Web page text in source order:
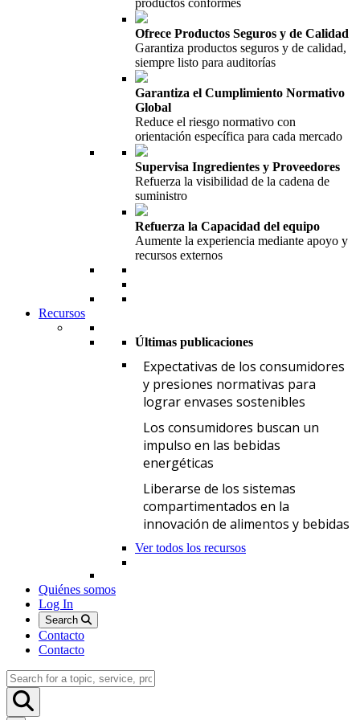
productos conformes
Ofrece Productos Seguros y de Calidad
Garantiza productos seguros y de calidad,
siempre listo para auditorías
Garantiza el Cumplimiento Normativo
Global
Reduce el riesgo normativo con
orientación específica para cada mercado
Supervisa Ingredientes y Proveedores
Refuerza la visibilidad de la cadena de
suministro
Refuerza la Capacidad del equipo
Aumente la experiencia mediante apoyo y
recursos externos
Recursos
Últimas publicaciones
Expectativas de los consumidores
y presiones normativas para
lograr envases sostenibles
Los consumidores buscan un
impulso en las bebidas
energéticas
Liberarse de los sistemas
compartimentados en la
innovación de alimentos y bebidas
Ver todos los recursos
Quiénes somos
Log In
Search
Contacto
Contacto